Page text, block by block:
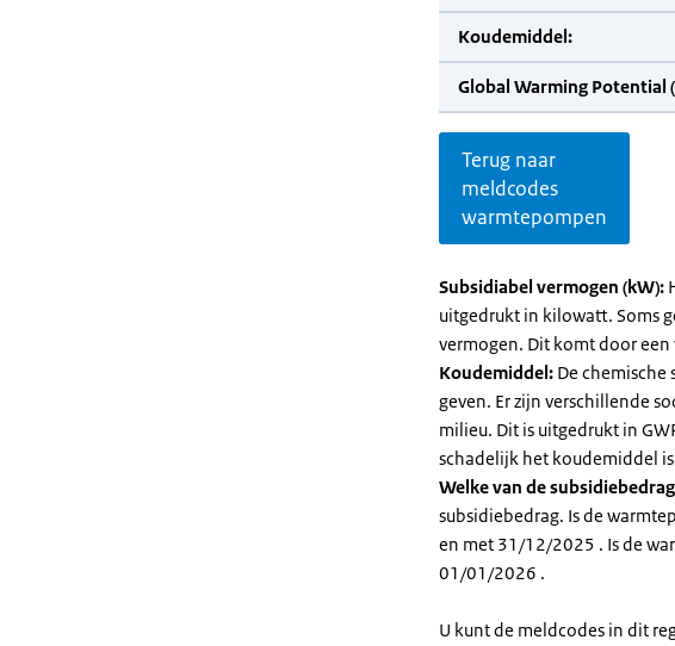
Koudemiddel:
Global Warming Potential
Terug naar
meldcodes
warmtepompen
Subsidiabel vermogen (kW):
uitgedrukt in kilowatt. Soms
vermogen. Dit komt door
Koudemiddel: De
geven. Er zijn verschillende
milieu. Dit is uitgedrukt in
schadelijk het koudemiddel
Welke van de
subsidiebedrag. Is de
en met 31/12/2025 . Is de
01/01/2026 .
U kunt de meldcodes in dit